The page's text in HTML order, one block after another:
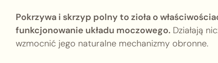
Pokrzywa i skrzyp polny to zioła o
funkcjonowanie układu moczowego. Działają
wzmocnić jego naturalne mechanizmy obronne.